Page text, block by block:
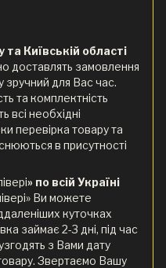
Київській області
доставлять замовлення
для Вас час.
та комплектність
необхідні
перевірка товару та
в присутності
» по всій Україні
Ви можете
куточках
займає 2-3 дні, під час
з Вами дату
Звертаємо Вашу